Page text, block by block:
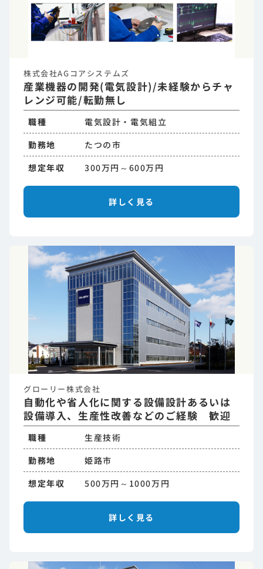
株式会社AGコアシステムズ
産業機器の開発(電気設計)/未経験からチャ
レンジ可能/転勤無し
職種
電気設計・電気組立
勤務地
たつの市
想定年収
300万円～600万円
詳しく見る
グローリー株式会社
自動化や省人化に関する設備設計あるいは
設備導入、生産性改善などのご経験 歓迎
職種
生産技術
勤務地
姫路市
想定年収
500万円～1000万円
詳しく見る